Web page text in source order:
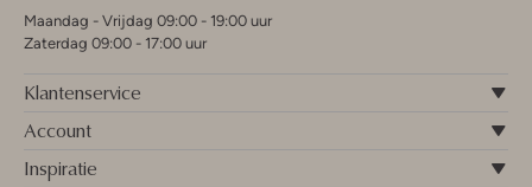
Maandag - Vrijdag 09:00 - 19:00 uur
Zaterdag 09:00 - 17:00 uur
Klantenservice
Account
Inspiratie